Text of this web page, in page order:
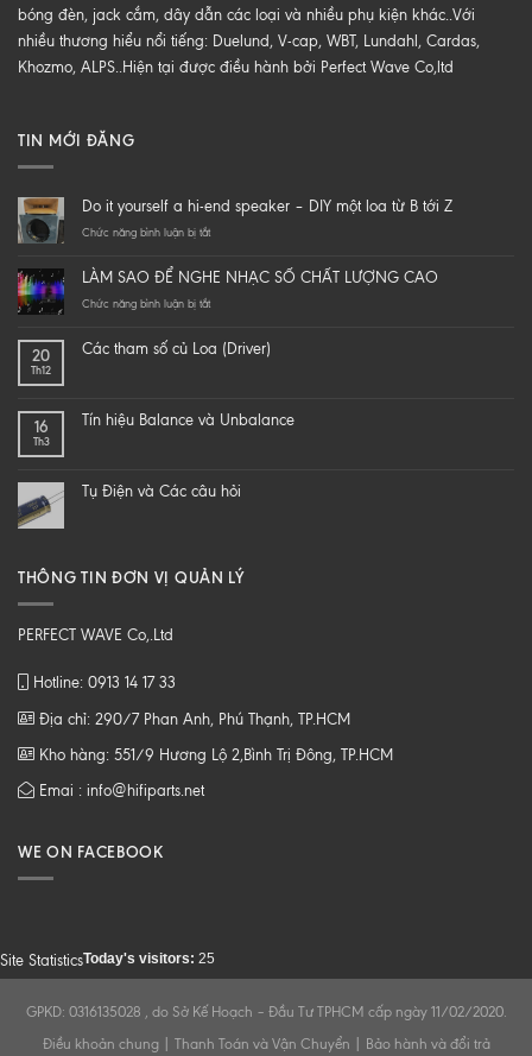
bóng đèn, jack cắm, dây dẫn các loại và nhiều phụ kiện khác..Với
nhiều thương hiểu nổi tiếng: Duelund, V-cap, WBT, Lundahl, Cardas,
Khozmo, ALPS..Hiện tại được điều hành bởi Perfect Wave Co,ltd
TIN MỚI ĐĂNG
Do it yourself a hi-end speaker – DIY một loa từ B tới Z
Chức năng bình luận bị tắtở
yourself
a
speaker
loa
Z
LÀM SAO ĐỂ NGHE NHẠC SỐ CHẤT LƯỢNG CAO
Chức năng bình luận bị tắtở
ĐỂ
CHẤT
20
Th12
Các tham số củ Loa (Driver)
16
Th3
Tín hiệu Balance và Unbalance
Tụ Điện và Các câu hỏi
THÔNG TIN ĐƠN VỊ QUẢN LÝ
PERFECT WAVE Co,.Ltd
Hotline: 0913 14 17 33
Địa chỉ: 290/7 Phan Anh, Phú Thạnh, TP.HCM
Kho hàng: 551/9 Hương Lộ 2,Bình Trị Đông, TP.HCM
Emai : info@hifiparts.net
WE ON FACEBOOK
Site StatisticsToday's visitors: 25
GPKD: 0316135028 , do Sở Kế Hoạch – Đầu Tư TPHCM cấp ngày 11/02/2020.
Điều khoản chung| Thanh Toán và Vận Chuyển Bảo hành và đổi trả